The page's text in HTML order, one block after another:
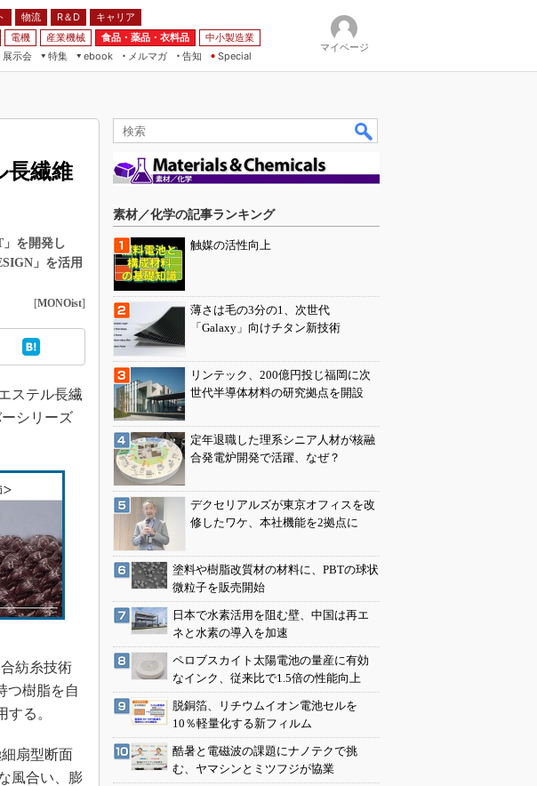
物流 R＆D
キャリア
電機 産業機械 食品・薬品・衣料品
中小製造業
展示会
特集
ebook
メルマガ
告知 Special
マイページ
長繊維
を開発し
」を活用
[MONOist]
ステル長繊
シリーズ
紡糸技術
つ樹脂を自
る。
扇型断面
風合い、膨
素材／化学の記事ランキング
触媒の活性向上
薄さは毛の3分の1、次世代
「Galaxy」向けチタン新技術
リンテック、200億円投じ福岡に次
世代半導体材料の研究拠点を開設
定年退職した理系シニア人材が核融
合発電炉開発で活躍、なぜ？
デクセリアルズが東京オフィスを改
修したワケ、本社機能を2拠点に
塗料や樹脂改質材の材料に、PBTの球状
微粒子を販売開始
日本で水素活用を阻む壁、中国は再エ
ネと水素の導入を加速
ペロブスカイト太陽電池の量産に有効
なインク、従来比で1.5倍の性能向上
脱銅箔、リチウムイオン電池セルを
10％軽量化する新フィルム
酷暑と電磁波の課題にナノテクで挑
む、ヤマシンとミツフジが協業